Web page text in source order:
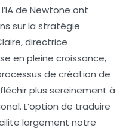
de Newtone ont
sur la stratégie
directrice
en pleine croissance,
de création de
plus sereinement à
L’option de traduire
largement notre